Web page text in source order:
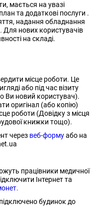
мається на увазі
та додаткові послуги .
надання обладнання
Для нових користувачів
на складі.
місце роботи. Це
або під час візиту
Ви новий користувач).
оригінал (або копію)
роботи (Довідку з місця
книжки тощо).
через веб-формуабо на
працівники медичної
Інтернет та
будинок до